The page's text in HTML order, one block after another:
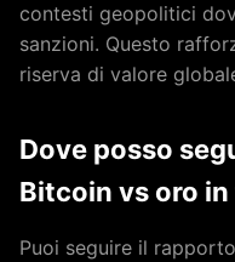
contesti geopolitici
sanzioni. Questo
riserva di valore
Dove posso
Bitcoin vs oro
Puoi seguire il